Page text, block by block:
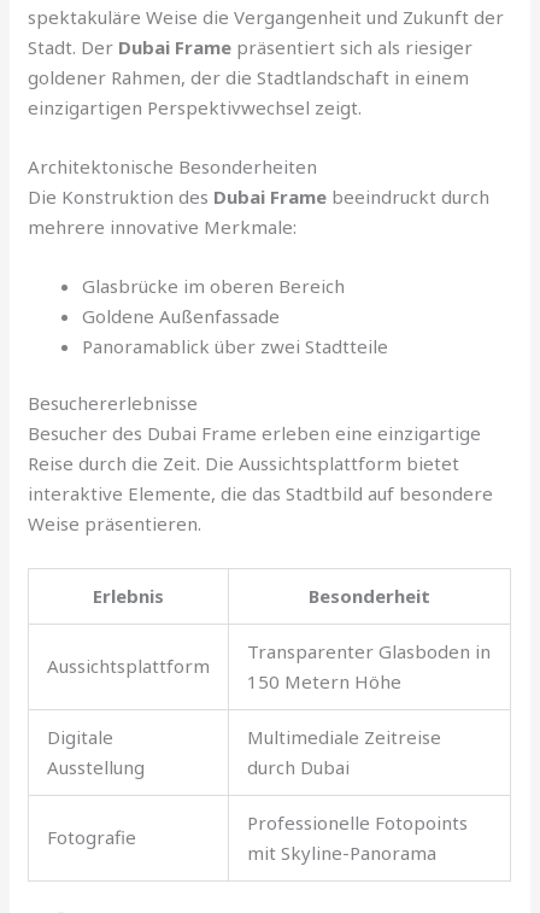
spektakuläre Weise die Vergangenheit und Zukunft der
Stadt. Der Dubai Frame präsentiert sich als riesiger
goldener Rahmen, der die Stadtlandschaft in einem
einzigartigen Perspektivwechsel zeigt.
Architektonische Besonderheiten
Die Konstruktion des Dubai Frame beeindruckt durch
mehrere innovative Merkmale:
Glasbrücke im oberen Bereich
Goldene Außenfassade
Panoramablick über zwei Stadtteile
Besuchererlebnisse
Besucher des Dubai Frame erleben eine einzigartige
Reise durch die Zeit. Die Aussichtsplattform bietet
interaktive Elemente, die das Stadtbild auf besondere
Weise präsentieren.
Erlebnis Besonderheit
Aussichtsplattform
Transparenter Glasboden in
150 Metern Höhe
Digitale
Ausstellung
Multimediale Zeitreise
durch Dubai
Fotografie
Professionelle Fotopoints
mit Skyline-Panorama